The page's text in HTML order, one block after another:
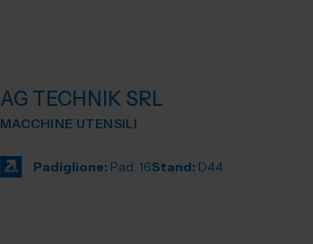
AG TECHNIK SRL
MACCHINE UTENSILI
Padiglione: Pad. 16Stand: D44